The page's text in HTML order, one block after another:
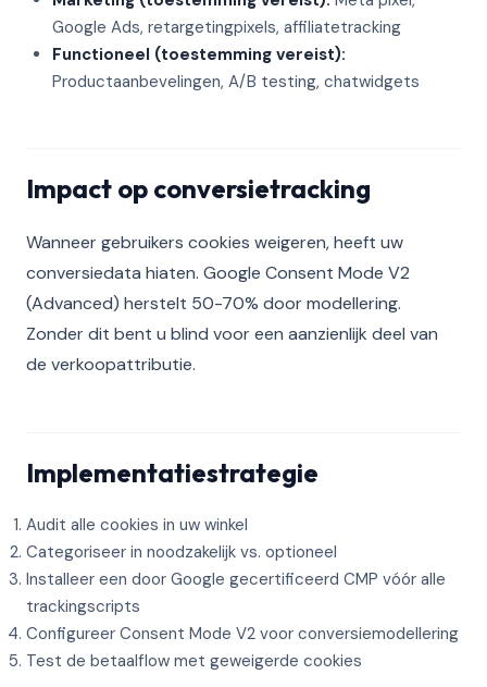
Google Ads, retargetingpixels, affiliatetracking
Functioneel (toestemming vereist):
Productaanbevelingen, A/B testing, chatwidgets
Impact op conversietracking
Wanneer gebruikers cookies weigeren, heeft uw
conversiedata hiaten. Google Consent Mode V2
(Advanced) herstelt 50-70% door modellering.
Zonder dit bent u blind voor een aanzienlijk deel van
de verkoopattributie.
Implementatiestrategie
Audit alle cookies in uw winkel
Categoriseer in noodzakelijk vs. optioneel
Installeer een door Google gecertificeerd CMP vóór alle
trackingscripts
Configureer Consent Mode V2 voor conversiemodellering
Test de betaalflow met geweigerde cookies